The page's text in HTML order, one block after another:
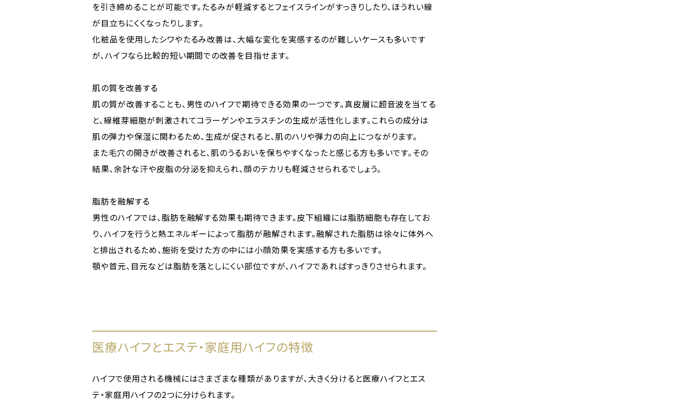
を引き締めることが可能です。たるみが軽減するとフェイスラインがすっきりしたり、ほうれい線
が目立ちにくくなったりします。
化粧品を使用したシワやたるみ改善は、大幅な変化を実感するのが難しいケースも多いです
が、ハイフなら比較的短い期間での改善を目指せます。
肌の質を改善する
肌の質が改善することも、男性のハイフで期待できる効果の一つです。真皮層に超音波を当てる
と、線維芽細胞が刺激されてコラーゲンやエラスチンの生成が活性化します。これらの成分は
肌の弾力や保湿に関わるため、生成が促されると、肌のハリや弾力の向上につながります。
また毛穴の開きが改善されると、肌のうるおいを保ちやすくなったと感じる方も多いです。その
結果、余計な汗や皮脂の分泌を抑えられ、顔のテカリも軽減させられるでしょう。
脂肪を融解する
男性のハイフでは、脂肪を融解する効果も期待できます。皮下組織には脂肪細胞も存在してお
り、ハイフを行うと熱エネルギーによって脂肪が融解されます。融解された脂肪は徐々に体外へ
と排出されるため、施術を受けた方の中には小顔効果を実感する方も多いです。
顎や首元、目元などは脂肪を落としにくい部位ですが、ハイフであればすっきりさせられます。
医療ハイフとエステ・家庭用ハイフの特徴
ハイフで使用される機械にはさまざまな種類がありますが、大きく分けると医療ハイフとエス
テ・家庭用ハイフの2つに分けられます。